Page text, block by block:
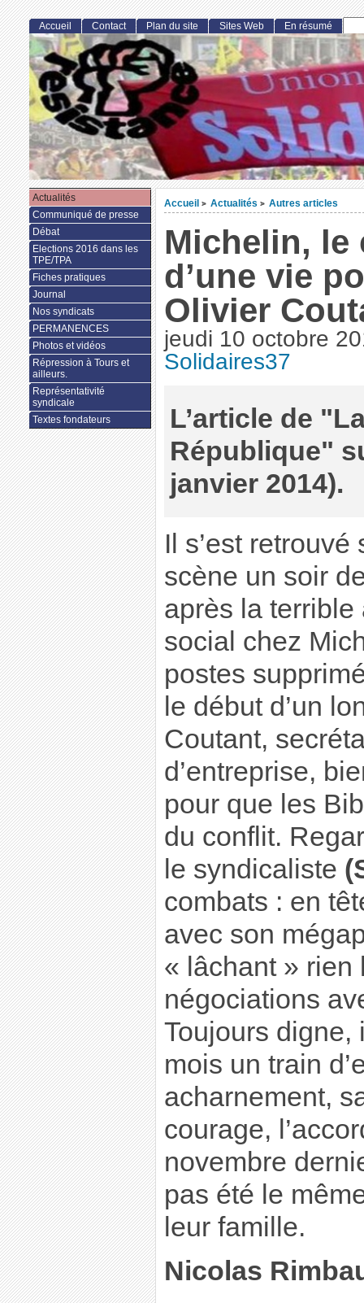
Accueil > Actualités > Autres articles
Michelin, le
d’une vie
Olivier
jeudi 10 octobre
Solidaires37
L’article de
République"
janvier 2014).
Il s’est
scène un soir
après la
social chez
postes
le début d’un
Coutant,
d’entreprise,
pour que les
du conflit.
le syndicaliste
combats : en
avec son
« lâchant » rien
négociations
Toujours digne,
mois un train
acharnement,
courage,
novembre
pas été le
leur famille.
Nicolas
Accueil Contact Plan du site Sites Web En résumé
Actualités
Communiqué de presse
Débat
Elections 2016 dans les
TPE/TPA
Fiches pratiques
Journal
Nos syndicats
PERMANENCES
Photos et vidéos
Répression à Tours et
ailleurs.
Représentativité
syndicale
Textes fondateurs